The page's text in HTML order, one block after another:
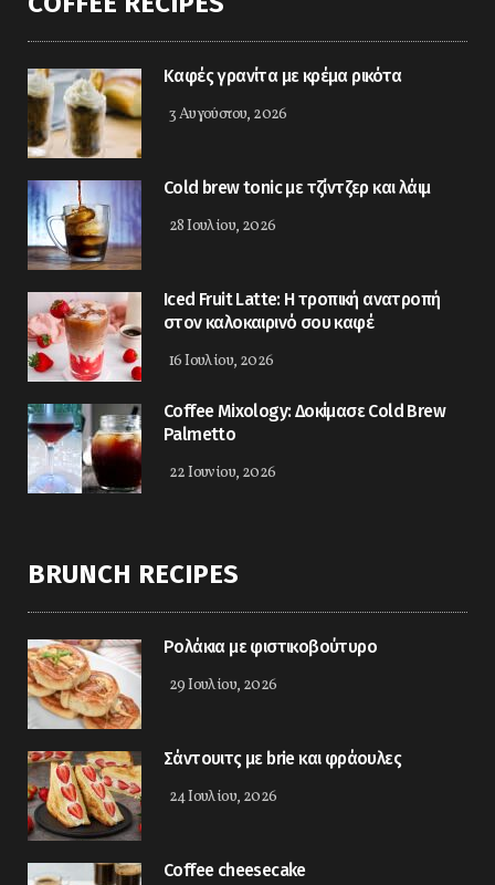
Καφές γρανίτα με κρέμα ρικότα
3 Αυγούστου, 2026
Cold brew tonic με τζίντζερ και λάιμ
28 Ιουλίου, 2026
Iced Fruit Latte: Η τροπική ανατροπή
στον καλοκαιρινό σου καφέ
16 Ιουλίου, 2026
Coffee Mixology: Δοκίμασε Cold Brew
Palmetto
22 Ιουνίου, 2026
BRUNCH RECIPES
Ρολάκια με φιστικοβούτυρο
29 Ιουλίου, 2026
Σάντουιτς με brie και φράουλες
24 Ιουλίου, 2026
Coffee cheesecake